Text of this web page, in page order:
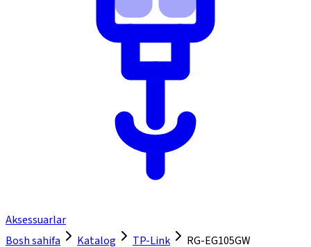
Aksessuarlar
Bosh sahifa
Katalog TP-Link RG-EG105GW